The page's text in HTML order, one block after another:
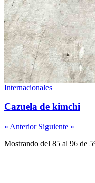
Internacionales
Cazuela de kimchi
« Anterior Siguiente »
Mostrando del 85 al 96 de